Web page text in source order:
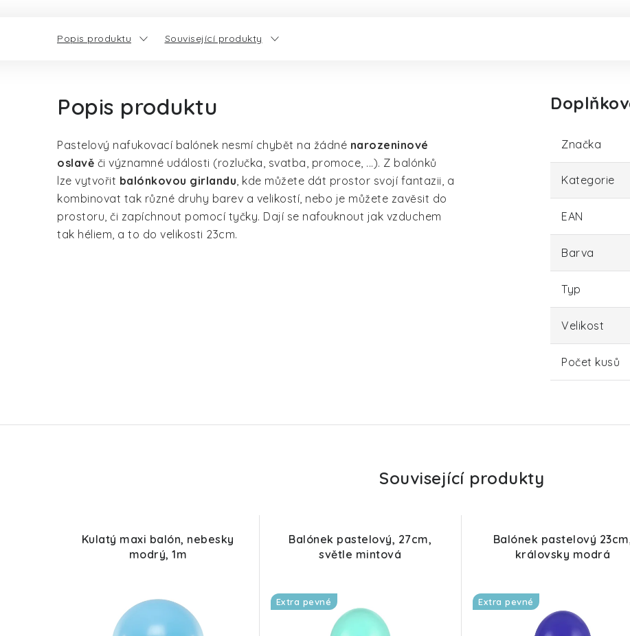
Popis produktu Související produkty
Popis produktu
Pastelový nafukovací balónek nesmí chybět na žádné narozeninové
oslavě či významné události (rozlučka, svatba, promoce, ...). Z balónků
lze vytvořit balónkovou girlandu, kde můžete dát prostor svojí fantazii, a
kombinovat tak různé druhy barev a velikostí, nebo je můžete zavěsit do
prostoru, či zapíchnout pomocí tyčky. Dají se nafouknout jak vzduchem
tak héliem, a to do velikosti 23cm.
Značka
Kategorie
EAN
Barva
Typ
Velikost
Počet kusů
Související produkty
Kulatý maxi balón, nebesky
modrý, 1m
Balónek pastelový, 27cm,
světle mintová
Extra pevné
Balónek pastelový
královsky modrá
Extra pevné